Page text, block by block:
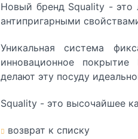
Новый бренд Squality - это
антипригарными
Уникальная система
инновационное покрытие
делают эту посуду
Squality - это высочайшее
возврат к списку